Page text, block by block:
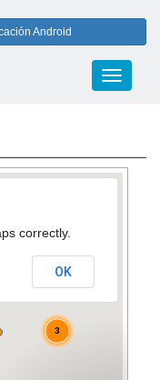
Android
Toggle
3
correctly.
OK